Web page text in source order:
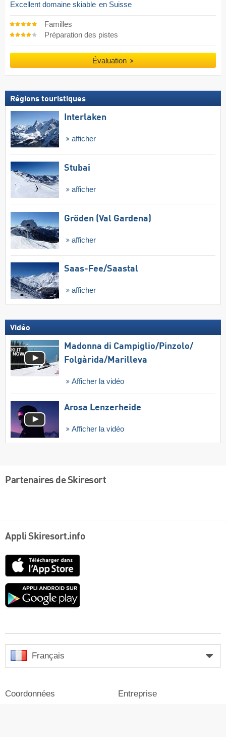
Excellent domaine skiable en Suisse
Familles
Préparation des pistes
Évaluation
Régions touristiques
Interlaken
afficher
Stubai
afficher
Gröden (Val Gardena)
afficher
Saas-Fee/​Saastal
afficher
Vidéo
Madonna di Campiglio/​Pinzolo/​
Folgàrida/​Marilleva
Afficher la vidéo
Arosa Lenzerheide
Afficher la vidéo
Partenaires de Skiresort
Appli Skiresort.info
Google
Français
Coordonnées Entreprise